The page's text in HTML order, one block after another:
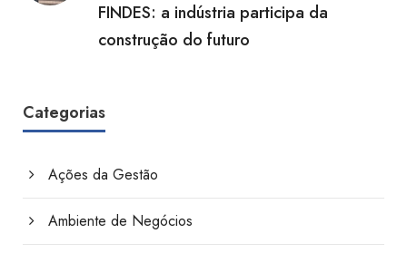
FINDES: a indústria participa da
construção do futuro
Categorias
Ações da Gestão
Ambiente de Negócios